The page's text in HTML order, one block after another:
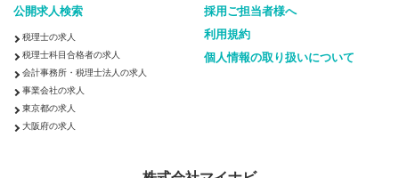
公開求人検索
税理士の求人
税理士科目合格者の求人
会計事務所・税理士法人の求人
事業会社の求人
東京都の求人
大阪府の求人
採用ご担当者様へ
利用規約
個人情報の取り扱いについて